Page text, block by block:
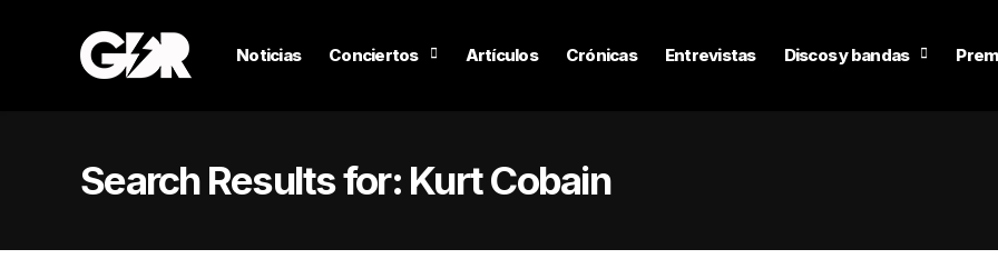
Noticias Conciertos Artículos Crónicas Entrevistas Discos y bandas
Search Results for: Kurt Cobain